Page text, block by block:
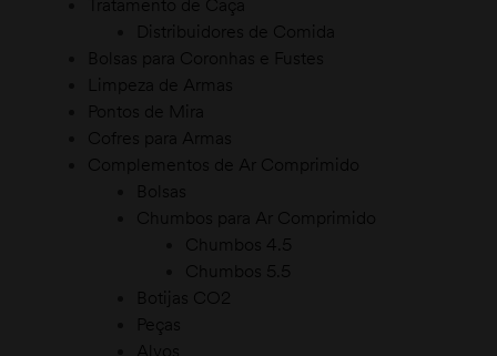
Tratamento de Caça
Distribuidores de Comida
Bolsas para Coronhas e Fustes
Limpeza de Armas
Pontos de Mira
Cofres para Armas
Complementos de Ar Comprimido
Bolsas
Chumbos para Ar Comprimido
Chumbos 4.5
Chumbos 5.5
Botijas CO2
Peças
Alvos